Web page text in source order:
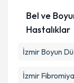
Bel ve
Hastalıklar
İzmir Boyun
İzmir